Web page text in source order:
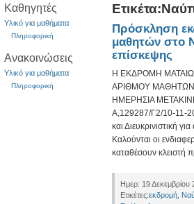
Καθηγητές
Υλικό για μαθήματα
Πληροφορική
Ανακοινώσεις
Υλικό για μαθήματα
Πληροφορική
Πρόσκληση
μαθητών στο
επίσκεψης
Η ΕΚΔΡΟΜΗ
ΑΡΙΘΜΟΥ
HMΕΡΗΣΙΑ
Α,129287/Γ2/10-11-
και Διευκρινιστική
Καλούνται οι
καταθέσουν
Ημερ: 19 Δεκεμβρίου
Ετικέτες:εκδρομή